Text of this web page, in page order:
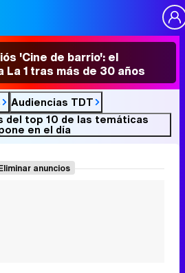
'Cine de barrio': el
La 1 tras más de 30 años
Audiencias TDT
del top 10 de las temáticas
en el día
anuncios